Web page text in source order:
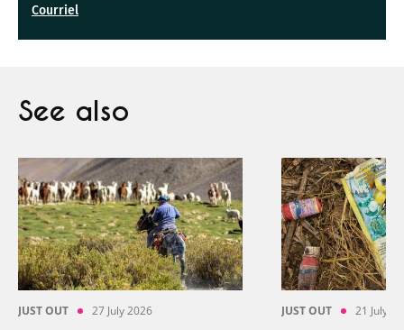
Courriel
See also
JUST OUT 27 July 2026 JUST OUT 21 July